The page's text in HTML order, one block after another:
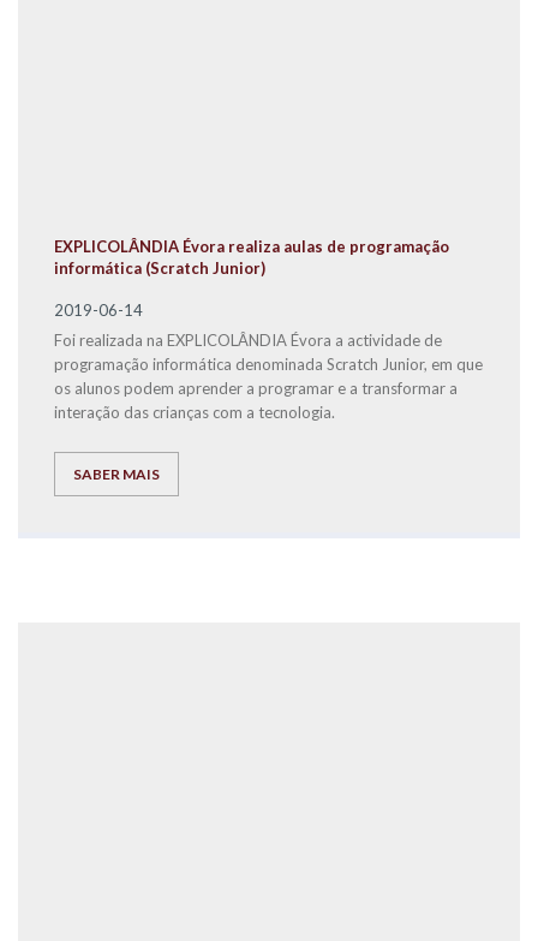
EXPLICOLÂNDIA Évora realiza aulas de programação
informática (Scratch Junior)
2019-06-14
Foi realizada na EXPLICOLÂNDIA Évora a actividade de
programação informática denominada Scratch Junior, em que
os alunos podem aprender a programar e a transformar a
interação das crianças com a tecnologia.
SABER MAIS